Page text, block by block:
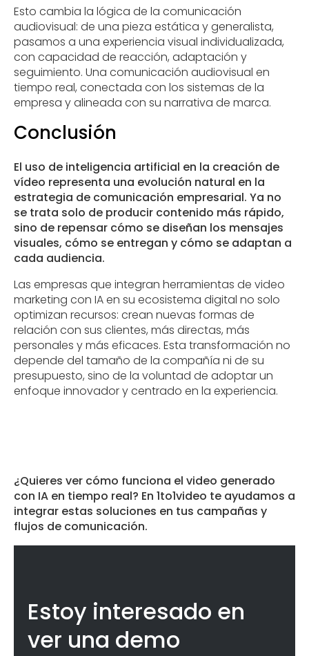
Esto cambia la lógica de la comunicación
audiovisual: de una pieza estática y generalista,
pasamos a una experiencia visual individualizada,
con capacidad de reacción, adaptación y
seguimiento. Una comunicación audiovisual en
tiempo real, conectada con los sistemas de la
empresa y alineada con su narrativa de marca.
Conclusión
El uso de inteligencia artificial en la creación de
vídeo representa una evolución natural en la
estrategia de comunicación empresarial. Ya no
se trata solo de producir contenido más rápido,
sino de repensar cómo se diseñan los mensajes
visuales, cómo se entregan y cómo se adaptan a
cada audiencia.
Las empresas que integran herramientas de video
marketing con IA en su ecosistema digital no solo
optimizan recursos: crean nuevas formas de
relación con sus clientes, más directas, más
personales y más eficaces. Esta transformación no
depende del tamaño de la compañía ni de su
presupuesto, sino de la voluntad de adoptar un
enfoque innovador y centrado en la experiencia.
¿Quieres ver cómo funciona el video generado
con IA en tiempo real? En 1to1video te ayudamos a
integrar estas soluciones en tus campañas y
flujos de comunicación.
Estoy interesado en
ver una demo